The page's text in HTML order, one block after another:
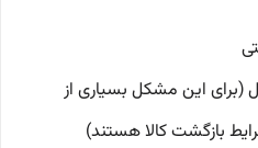
این مشکل بسیاری از
بازگشت کالا هستند)